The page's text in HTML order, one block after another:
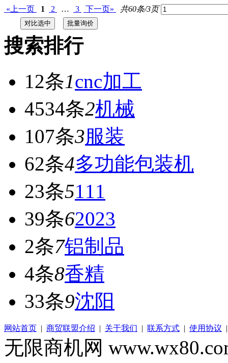
«上一页 1 2 … 3 下一页» 共60条/3页
搜索排行
12条1cnc加工
4534条2机械
107条3服装
62条4多功能包装机
23条5111
39条62023
2条7铝制品
4条8香精
33条9沈阳
网站首页 | 商贸联盟介绍 | 关于我们 | 联系方式 | 使用协议
无限商机网